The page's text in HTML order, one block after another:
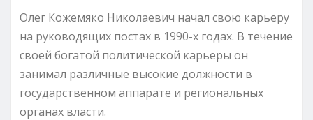
Олег Кожемяко Николаевич начал свою карьеру
на руководящих постах в 1990-х годах. В течение
своей богатой политической карьеры он
занимал различные высокие должности в
государственном аппарате и региональных
органах власти.